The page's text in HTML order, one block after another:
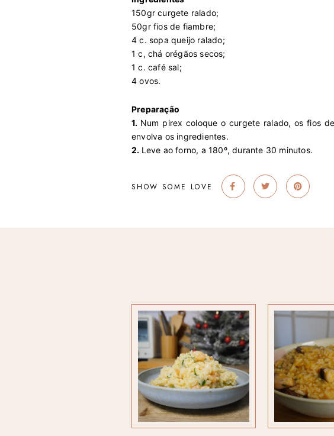
150gr curgete ralado;
50gr fios de fiambre;
4 c. sopa queijo ralado;
1 c, chá orégãos secos;
1 c. café sal;
4 ovos.
Preparação
1. Num pirex coloque o curgete ralado, os fios
envolva os ingredientes.
2. Leve ao forno, a 180º, durante 30 minutos.
SHOW SOME LOVE